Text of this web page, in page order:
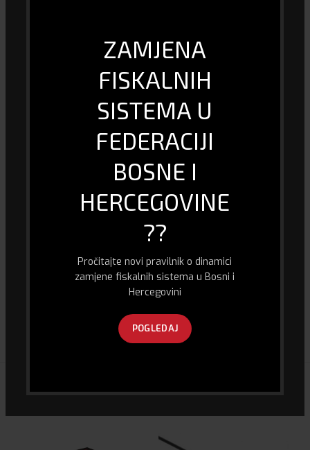
ZAMJENA
FISKALNIH
SISTEMA U
FEDERACIJI
BOSNE I
HERCEGOVINE
??
Pročitajte novi pravilnik o dinamici
zamjene fiskalnih sistema u Bosni i
Hercegovini
POGLEDAJ
Maksimalna rezolucija